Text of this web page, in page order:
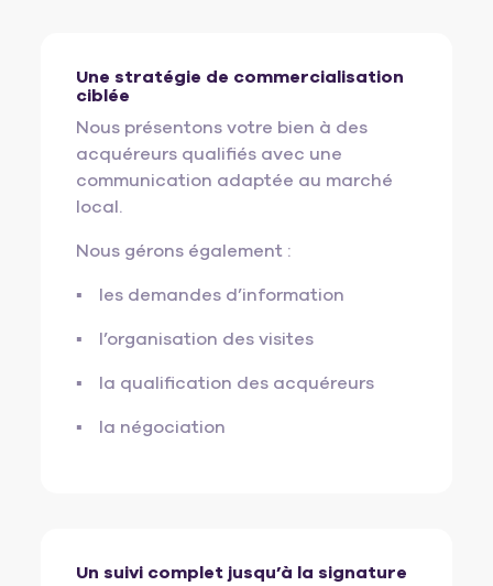
Une stratégie de commercialisation
ciblée
Nous présentons votre bien à des
acquéreurs qualifiés avec une
communication adaptée au marché
local.
Nous gérons également :
les demandes d’information
l’organisation des visites
la qualification des acquéreurs
la négociation
Un suivi complet jusqu’à la signature